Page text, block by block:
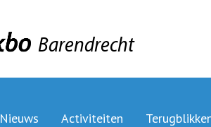
Barendrecht
Nieuws Activiteiten